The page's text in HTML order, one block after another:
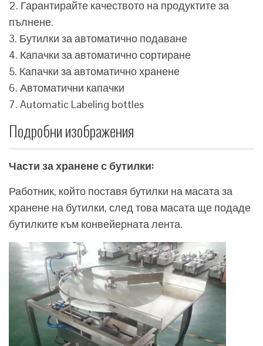
2. Гарантирайте качеството на продуктите за
пълнене.
3. Бутилки за автоматично подаване
4. Капачки за автоматично сортиране
5. Капачки за автоматично хранене
6. Автоматични капачки
7. Automatic Labeling bottles
Подробни изображения
Части за хранене с бутилки:
Работник, който поставя бутилки на масата за
хранене на бутилки, след това масата ще подаде
бутилките към конвейерната лента.